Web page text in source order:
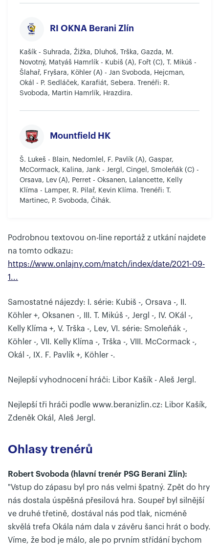
RI OKNA Berani Zlín
Kašík - Suhrada, Žižka, Dluhoš, Trška, Gazda, M.
Novotný, Matyáš Hamrlík - Kubiš (A), Fořt (C), T. Mikúš -
Šlahař, Fryšara, Köhler (A) - Jan Svoboda, Hejcman,
Okál - P. Sedláček, Karafiát, Sebera. Trenéři: R.
Svoboda, Martin Hamrlík, Hrazdira.
Mountfield HK
Š. Lukeš - Blain, Nedomlel, F. Pavlík (A), Gaspar,
McCormack, Kalina, Jank - Jergl, Cingel, Smoleňák (C) -
Orsava, Lev (A), Perret - Oksanen, Lalancette, Kelly
Klíma - Lamper, R. Pilař, Kevin Klíma. Trenéři: T.
Martinec, P. Svoboda, Čihák.
Podrobnou textovou on-line reportáž z utkání najdete
na tomto odkazu:
https://www.onlajny.com/match/index/date/2021-09-
1...
Samostatné nájezdy: I. série: Kubiš -, Orsava -, II.
Köhler +, Oksanen -, III. T. Mikúš -, Jergl -, IV. OKál -,
Kelly Klíma +, V. Trška -, Lev, VI. série: Smoleňák -,
Köhler -, VII. Kelly Klíma -, Trška -, VIII. McCormack -,
Okál -, IX. F. Pavlík +, Köhler -.
Nejlepší vyhodnocení hráči: Libor Kašík - Aleš Jergl.
Nejlepší tři hráči podle www.beranizlin.cz: Libor Kašík,
Zdeněk Okál, Aleš Jergl.
Ohlasy trenérů
Robert Svoboda (hlavní trenér PSG Berani Zlín):
"Vstup do zápasu byl pro nás velmi špatný. Zpět do hry
nás dostala úspěšná přesilová hra. Soupeř byl silnější
ve druhé třetině, dostával nás pod tlak, nicméně
skvělá trefa Okála nám dala v závěru šanci hrát o body.
Víme, že bod je málo, ale po prvním střídání bychom